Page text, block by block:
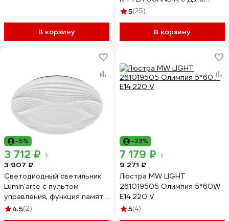
В корзину
режима 520x170 45Вт
белый/дерево 51589 4
5(25)
В корзину
-5%
3 712 ₽
3 907 ₽
Светодиодный светильник
Lumin'arte с пультом
управления, функция памяти,
световой поток 6750 Лм,
4.5(2)
-23%
7 179 ₽
9 271 ₽
Люстра MW LIGHT
261019505 Олимпия 5*60W
E14 220 V
5(4)